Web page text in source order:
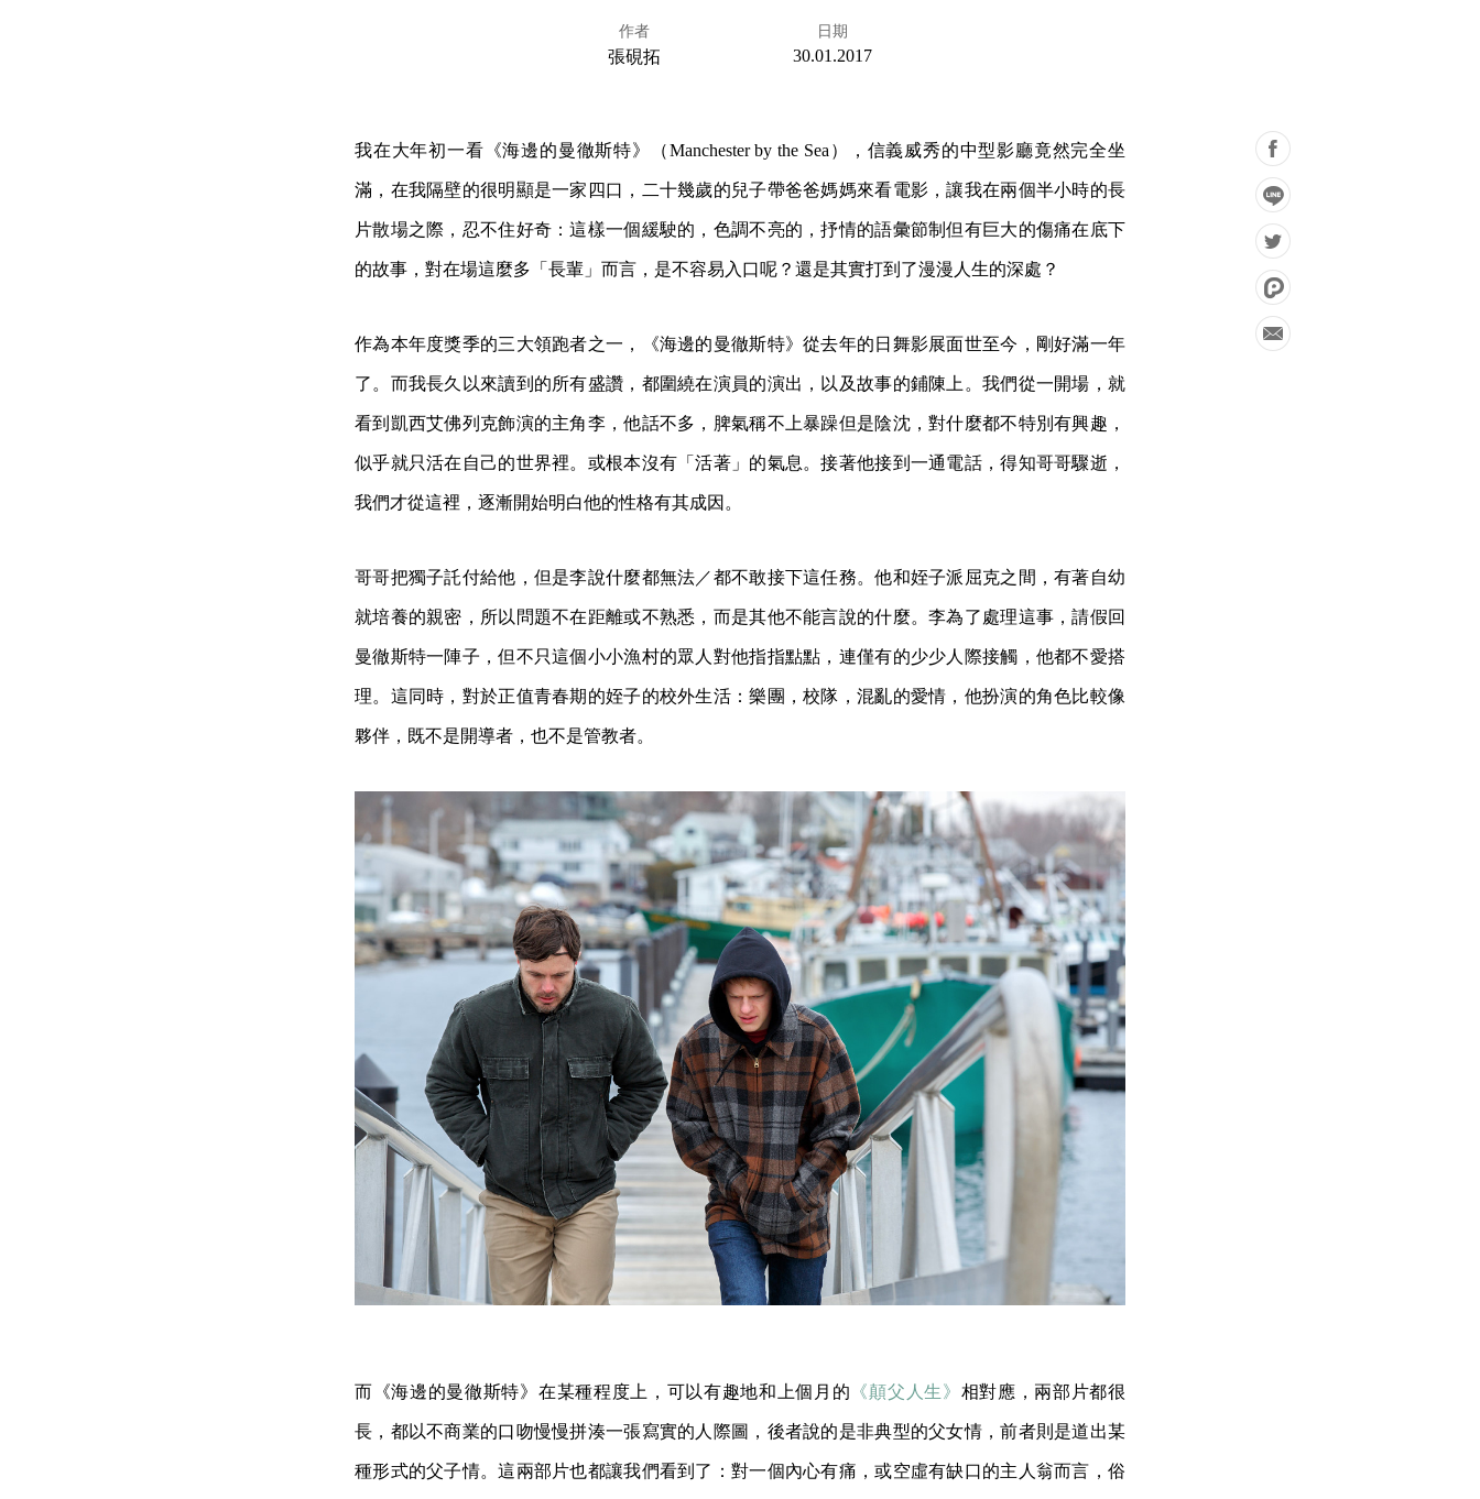
作者
張硯拓
日期
30.01.2017
我在大年初一看《海邊的曼徹斯特》（Manchester by the Sea），信義威秀的中型影廳竟然完全坐
滿，在我隔壁的很明顯是一家四口，二十幾歲的兒子帶爸爸媽媽來看電影，讓我在兩個半小時的長
片散場之際，忍不住好奇：這樣一個緩駛的，色調不亮的，抒情的語彙節制但有巨大的傷痛在底下
的故事，對在場這麼多「長輩」而言，是不容易入口呢？還是其實打到了漫漫人生的深處？
作為本年度獎季的三大領跑者之一，《海邊的曼徹斯特》從去年的日舞影展面世至今，剛好滿一年
了。而我長久以來讀到的所有盛讚，都圍繞在演員的演出，以及故事的鋪陳上。我們從一開場，就
看到凱西艾佛列克飾演的主角李，他話不多，脾氣稱不上暴躁但是陰沈，對什麼都不特別有興趣，
似乎就只活在自己的世界裡。或根本沒有「活著」的氣息。接著他接到一通電話，得知哥哥驟逝，
我們才從這裡，逐漸開始明白他的性格有其成因。
哥哥把獨子託付給他，但是李說什麼都無法／都不敢接下這任務。他和姪子派屈克之間，有著自幼
就培養的親密，所以問題不在距離或不熟悉，而是其他不能言說的什麼。李為了處理這事，請假回
曼徹斯特一陣子，但不只這個小小漁村的眾人對他指指點點，連僅有的少少人際接觸，他都不愛搭
理。這同時，對於正值青春期的姪子的校外生活：樂團，校隊，混亂的愛情，他扮演的角色比較像
夥伴，既不是開導者，也不是管教者。
而《海邊的曼徹斯特》在某種程度上，可以有趣地和上個月的 《顛父人生》 相對應，兩部片都很
長，都以不商業的口吻慢慢拼湊一張寫實的人際圖，後者說的是非典型的父女情，前者則是道出某
種形式的父子情。這兩部片也都讓我們看到了：對一個內心有痛，或空虛有缺口的主人翁而言，俗